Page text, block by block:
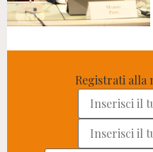
Registrati alla